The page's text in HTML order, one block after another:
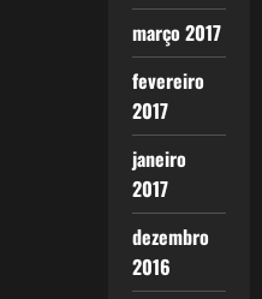
março 2017
fevereiro
2017
janeiro
2017
dezembro
2016